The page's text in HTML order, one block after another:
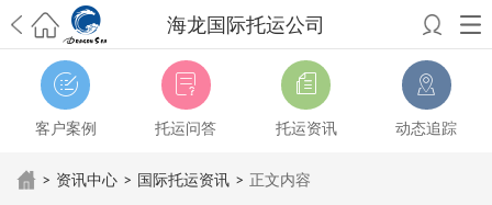
海龙国际托运公司
希望邮寄国际包裹顺利，从广州市国际快递邮寄到新西兰哪个公司好？
澳洲海运搬家回广州报关清关要怎么做？注意事项有哪些？
青岛市国际
搬家服务到美国，搬家公司有哪些搬家方案？大连市国际搬家服务到中
国台湾是一种怎样的体验？有人分享搬家经历吗？
从长沙市国际快递邮
寄到韩国有哪些国际快递方式？用哪种好？
法有哪些？具体怎么操作？ 国际搬家：家具海运到奥克兰怎么样能省
客户案例 托运问答 托运资讯 动态追踪
> 资讯中心 > 国际托运资讯 > 正文内容